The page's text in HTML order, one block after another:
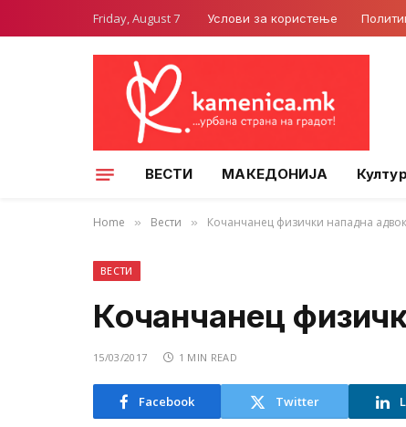
Friday, August 7 Услови за користење
ВЕСТИ МАКЕДОНИЈА
Home » Вести » Кочанчанец физички нападна
ВЕСТИ
Кочанчанец
15/03/2017 1 MIN READ
Facebook Twitter